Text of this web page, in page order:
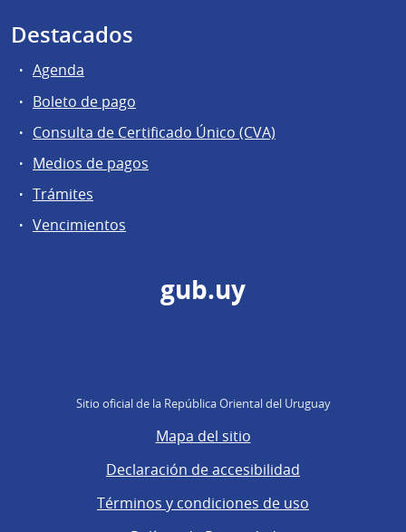
Destacados
Agenda
Boleto de pago
Consulta de Certificado Único (CVA)
Medios de pagos
Trámites
Vencimientos
gub.uy
Sitio oficial de la República Oriental del Uruguay
Mapa del sitio
Declaración de accesibilidad
Términos y condiciones de uso